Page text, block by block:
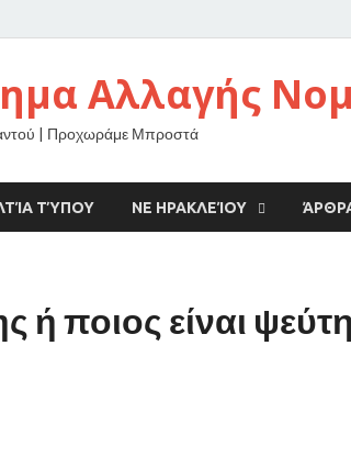
Αλλαγής
| Προχωράμε Μπροστά
ΤΎΠΟΥ ΝΕ ΗΡΑΚΛΕΊΟΥ
ή ποιος είναι